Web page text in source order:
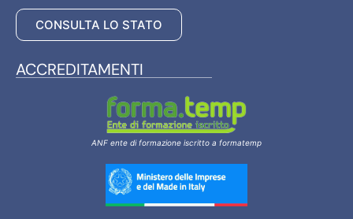
CONSULTA LO STATO
ACCREDITAMENTI
ANF ente di formazione iscritto a formatemp